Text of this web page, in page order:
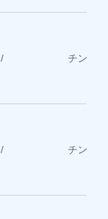
/ チント
/ チント